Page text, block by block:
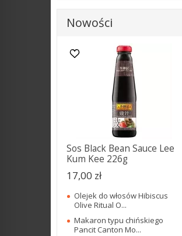
Nowości
Sos Black Bean Sauce Lee
Kum Kee 226g
17,00 zł
Olejek do włosów Hibiscus
Olive Ritual O...
Makaron typu chińskiego
Pancit Canton Mo...